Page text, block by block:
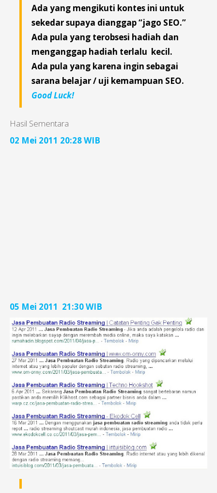
Ada yang mengikuti kontes ini untuk
sekedar supaya dianggap “jago SEO.”
Ada pula yang terobsesi hadiah dan
menganggap hadiah terlalu kecil.
Ada pula yang karena ingin sebagai
sarana belajar / uji kemampuan SEO.
Good Luck!
Hasil Sementara
02 Mei 2011 20:28 WIB
05 Mei 2011 21:30 WIB